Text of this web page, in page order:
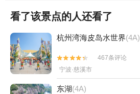
看了该景点的人还看了
杭州湾海皮岛水世界(4A)


467条评论
宁波·慈溪市
东湖(4A)